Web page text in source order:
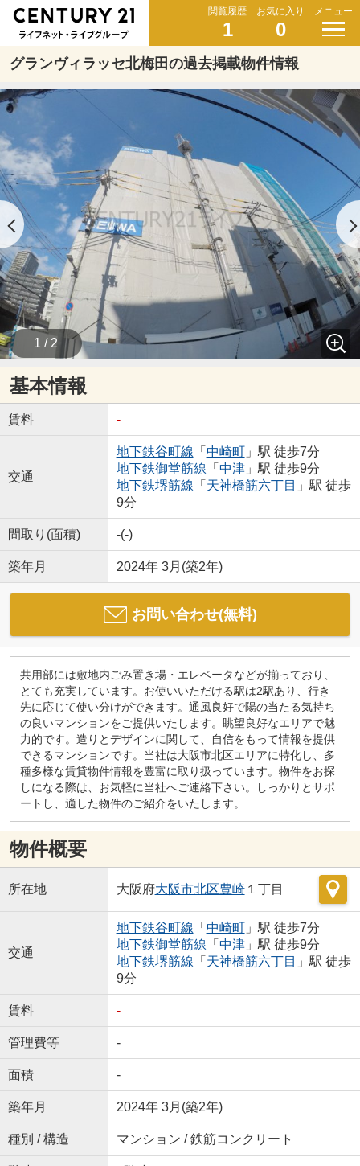
閲覧履歴
1
お気に入り
0
メニュー
グランヴィラッセ北梅田の過去掲載物件情報
1 / 2
基本情報
賃料 -
交通
地下鉄谷町線 「 中崎町」駅 徒歩7分
地下鉄御堂筋線 「 中津」駅 徒歩9分
地下鉄堺筋線 「 天神橋筋六丁目 」駅 徒歩
9分
間取り(面積) -(-)
築年月 2024年 3月(築2年)
お問い合わせ(無料)
共用部には敷地内ごみ置き場・エレベータなどが揃っており、
とても充実しています。お使いいただける駅は2駅あり、行き
先に応じて使い分けができます。通風良好で陽の当たる気持ち
の良いマンションをご提供いたします。眺望良好なエリアで魅
力的です。造りとデザインに関して、自信をもって情報を提供
できるマンションです。当社は大阪市北区エリアに特化し、多
種多様な賃貸物件情報を豊富に取り扱っています。物件をお探
しになる際は、お気軽に当社へご連絡下さい。しっかりとサポ
ートし、適した物件のご紹介をいたします。
物件概要
所在地 大阪府大阪市北区豊崎１丁目
交通
地下鉄谷町線 「 中崎町」駅 徒歩7分
地下鉄御堂筋線 「 中津」駅 徒歩9分
地下鉄堺筋線 「 天神橋筋六丁目 」駅 徒歩
9分
賃料 -
管理費等 -
面積 -
築年月 2024年 3月(築2年)
種別 / 構造 マンション / 鉄筋コンクリート